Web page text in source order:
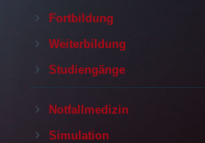
Fortbildung
Weiterbildung
Studiengänge
Notfallmedizin
Simulation